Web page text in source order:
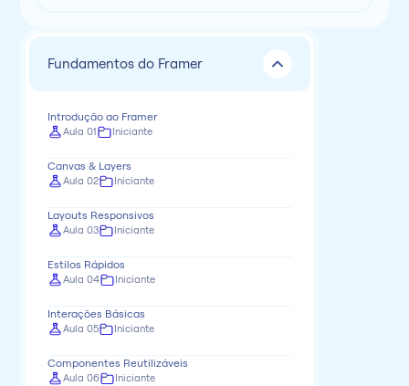
Fundamentos do Framer
Introdução ao Framer
Aula 01 Iniciante
Canvas & Layers
Aula 02 Iniciante
Layouts Responsivos
Aula 03 Iniciante
Estilos Rápidos
Aula 04 Iniciante
Interações Básicas
Aula 05 Iniciante
Componentes Reutilizáveis
Aula 06 Iniciante